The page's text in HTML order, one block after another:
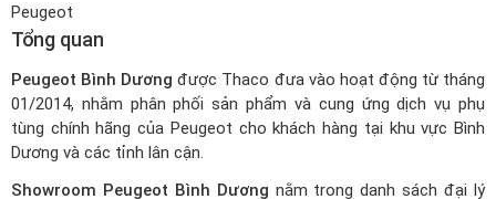
Peugeot
Tổng quan
Peugeot Bình Dương được Thaco đưa vào hoạt động từ tháng
01/2014, nhằm phân phối sản phẩm và cung ứng dịch vụ phụ
tùng chính hãng của Peugeot cho khách hàng tại khu vực Bình
Dương và các tỉnh lân cận.
Showroom Peugeot Bình Dương nằm trongdanh sách đại lý